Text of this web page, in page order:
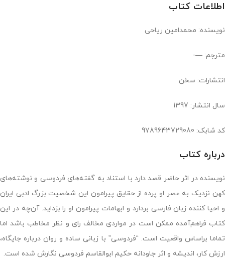
اطلاعات کتاب
نویسنده: محمدامین ریاحی
مترجم: —-
انتشارات: سخن
سال انتشار: 1397
کد شابک: 9789643729080
درباره کتاب
نویسنده در اثر حاضر قصد دارد با استناد به گفته‌های فردوسی و نوشته‌های
کهن نزدیک به عصر او پرده از حقایق پیرامون این شخصیت بزرگ ادبی ایران
و احیا کننده زبان فارسی بردارد و ابهامات پیرامون او را بزداید. آن‌چه در این
کتاب فراهم‌آمده ممکن است در مواردی مخالف رای و نظر مخاطب باشد اما
تماما براساس واقعیت است. “فردوسی” با زبانی ساده و روان درباره جایگاه،
ارزش کار، اندیشه و اثر جاودانه حکیم ابوالقاسم فردوسی نگارش شده است.